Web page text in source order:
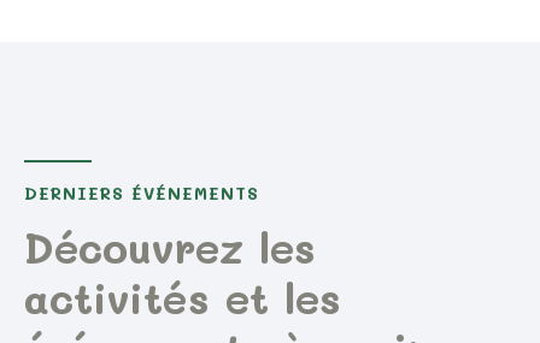
DERNIERS ÉVÉNEMENTS
Découvrez les
activités et les